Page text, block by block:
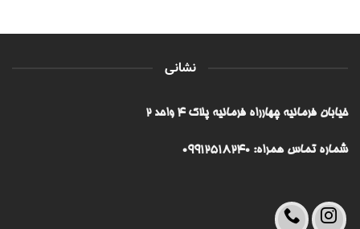
نشانی
خیابان فرمانیه چهارراه فرمانیه پلاک ۴ واحد ۲
شماره تماس همراه: 09912518240